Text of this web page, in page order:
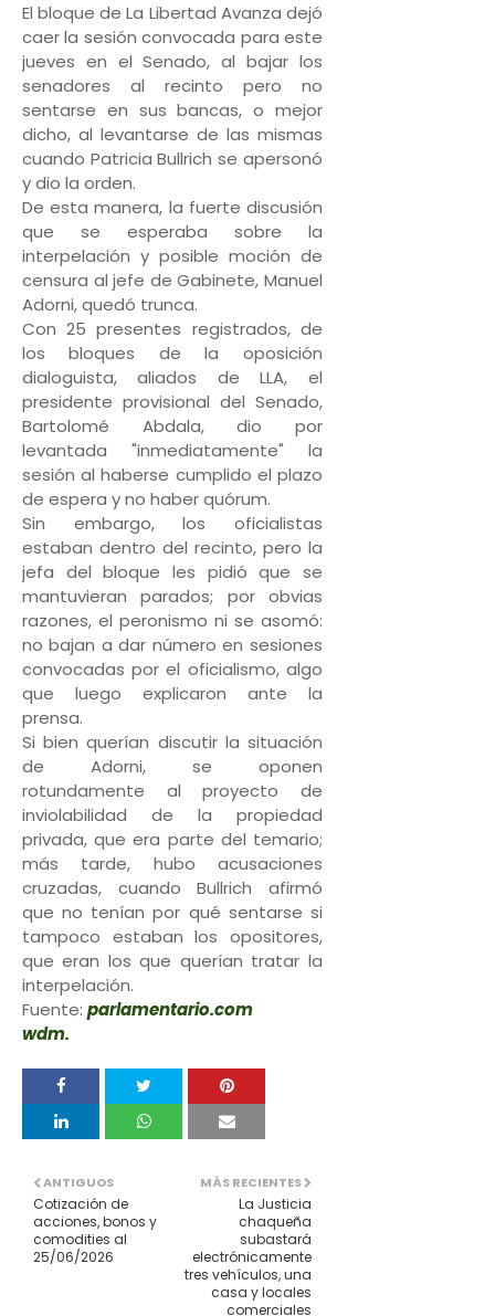
El bloque de La Libertad Avanza dejó
caer la sesión convocada para este
jueves en el Senado, al bajar los
senadores al recinto pero no
sentarse en sus bancas, o mejor
dicho, al levantarse de las mismas
cuando Patricia Bullrich se apersonó
y dio la orden.
De esta manera, la fuerte discusión
que se esperaba sobre la
interpelación y posible moción de
censura al jefe de Gabinete, Manuel
Adorni, quedó trunca.
Con 25 presentes registrados, de
los bloques de la oposición
dialoguista, aliados de LLA, el
presidente provisional del Senado,
Bartolomé Abdala, dio por
levantada "inmediatamente" la
sesión al haberse cumplido el plazo
de espera y no haber quórum.
Sin embargo, los oficialistas
estaban dentro del recinto, pero la
jefa del bloque les pidió que se
mantuvieran parados; por obvias
razones, el peronismo ni se asomó:
no bajan a dar número en sesiones
convocadas por el oficialismo, algo
que luego explicaron ante la
prensa.
Si bien querían discutir la situación
de Adorni, se oponen
rotundamente al proyecto de
inviolabilidad de la propiedad
privada, que era parte del temario;
más tarde, hubo acusaciones
cruzadas, cuando Bullrich afirmó
que no tenían por qué sentarse si
tampoco estaban los opositores,
que eran los que querían tratar la
interpelación.
Fuente: parlamentario.com
wdm.
MÁS RECIENTES
La Justicia
chaqueña
subastará
electrónicamente
tres vehículos, una
casa y locales
comerciales
ANTIGUOS
Cotización de
acciones, bonos y
comodities al
25/06/2026